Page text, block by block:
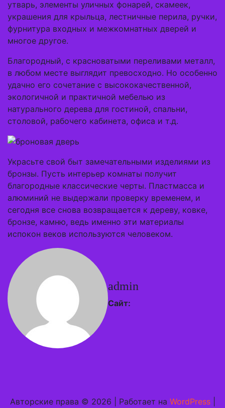
утварь, элементы уличных фонарей, скамеек,
украшения для крыльца, лестничные перила, ручки,
фурнитура входных и межкомнатных дверей и
многое другое.
Благородный, с красноватыми переливами металл,
в любом месте выглядит превосходно. Но особенно
удачно его сочетание с высококачественной,
экологичной и практичной мебелью из
натурального дерева для гостиной, спальни,
столовой, рабочего кабинета, офиса и т.д.
Украсьте свой быт замечательными изделиями из
бронзы. Пусть интерьер комнаты получит
благородные классические черты. Пластмасса и
алюминий не выдержали проверку временем, и
сегодня все снова возвращается к дереву, ковке,
бронзе, камню, ведь именно эти материалы
испокон веков используются человеком.
admin
Сайт:
Авторские права © 2026 | Работает на WordPress